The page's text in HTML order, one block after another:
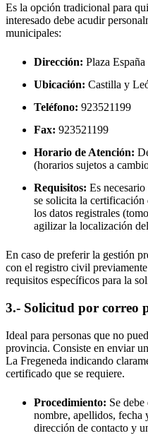
Es la opción tradicional para
interesado debe acudir
municipales:
Dirección: Plaza España
Ubicación: Castilla y
Teléfono: 923521199
Fax: 923521199
Horario de Atención:
(horarios sujetos a
Requisitos: Es
se solicita la certificación
los datos registrales
agilizar la localización
En caso de preferir la gestión
con el registro civil
requisitos específicos para la
3.- Solicitud por correo
Ideal para personas que no
provincia. Consiste en enviar
La Fregeneda indicando
certificado que se requiere.
Procedimiento: Se
nombre, apellidos, fecha
dirección de contacto y